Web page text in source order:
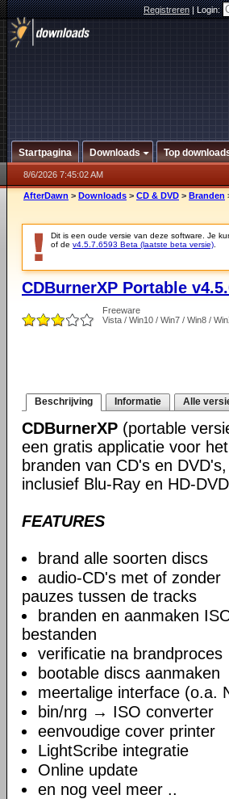
Registreren|Login:
Startpagina Downloads Top
8/6/2026 7:45:02 AM
AfterDawn > Downloads > CD & DVD > Branden
Dit is een oude versie van deze software. Je
of de v4.5.7.6593 Beta (laatste beta versie)
CDBurnerXP Portable
Freeware
Vista / Win10 / Win7 / Win8 /
Beschrijving Informatie Alle
CDBurnerXP (portable
een gratis applicatie voor het
branden van CD's en DVD's,
inclusief Blu-Ray en HD-
FEATURES
brand alle soorten discs
audio-CD's met of zonder
pauzes tussen de tracks
branden en aanmaken
bestanden
verificatie na brandproces
bootable discs aanmaken
meertalige interface (o.a.
bin/nrg → ISO converter
eenvoudige cover printer
LightScribe integratie
Online update
en nog veel meer ..